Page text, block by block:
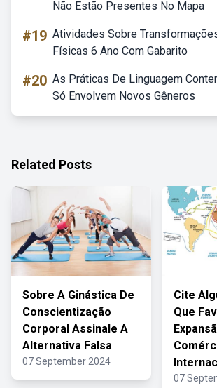
Não Estão Presentes No Mapa
#19 Atividades Sobre
Físicas 6 Ano Com Gabarito
#20 As Práticas De Linguagem
Só Envolvem Novos Gêneros
Related Posts
Sobre A Ginástica De
Conscientização
Corporal Assinale A
Alternativa Falsa
07 September 2024
Cite
Que
07